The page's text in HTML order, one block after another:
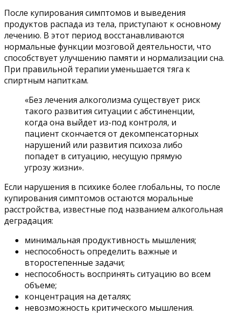
После купирования симптомов и выведения
продуктов распада из тела, приступают к основному
лечению. В этот период восстанавливаются
нормальные функции мозговой деятельности, что
способствует улучшению памяти и нормализации сна.
При правильной терапии уменьшается тяга к
спиртным напиткам.
«Без лечения алкоголизма существует риск
такого развития ситуации с абстиненции,
когда она выйдет из-под контроля, и
пациент скончается от декомпенсаторных
нарушений или развития психоза либо
попадет в ситуацию, несущую прямую
угрозу жизни».
Если нарушения в психике более глобальны, то после
купирования симптомов остаются моральные
расстройства, известные под названием алкогольная
деградация:
минимальная продуктивность мышления;
неспособность определить важные и
второстепенные задачи;
неспособность воспринять ситуацию во всем
объеме;
концентрация на деталях;
невозможность критического мышления.